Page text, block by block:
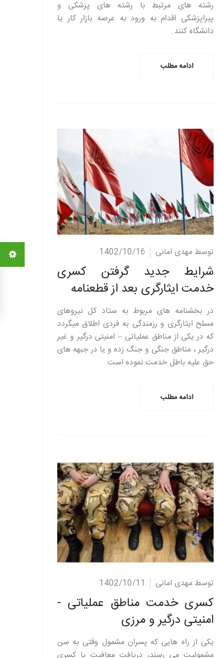
رشته های مرتبط با رشته های پزشکی و
پیراپزشکی اقدام به ورود به عرصه بازار کار یا
دانشگاه کنند.
ادامه مطلب
ادامه مطلب توسط مهدی امانی 1402/10/16
شرایط جدید گرفتن کسری
خدمت ایثارگری بعد از قطعنامه
در بخشنامه های مربوط به ستاد کل نیروهای
مسلح ایثارگری و رزمندگی به فردی اطلاق میگردد
که در یکی از مناطق عملیاتی – امنیتی درگیر و غیر
درگیر ، مناطق جنگی و جنگ زده و یا در جبهه های
حق علیه باطل خدمت نموده است.
ادامه مطلب
ادامه مطلب توسط مهدی امانی 1402/10/11
کسری خدمت مناطق عملیاتی -
امنیتی درگیر و مرزی
یکی از راه هایی که پسران مشمول وقتی به سن